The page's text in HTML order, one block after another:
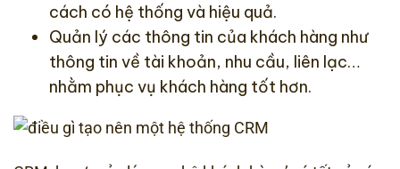
cách có hệ thống và hiệu quả.
Quản lý các thông tin của khách hàng như
thông tin về tài khoản, nhu cầu, liên lạc…
nhằm phục vụ khách hàng tốt hơn.